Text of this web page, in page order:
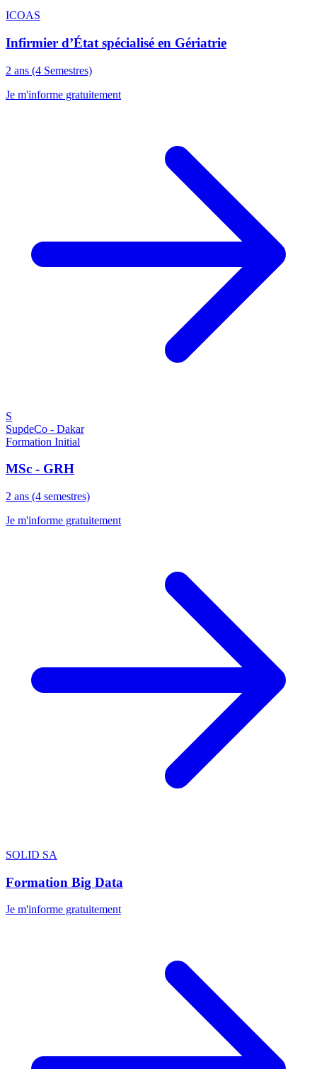
ICOAS
Infirmier d’État spécialisé en Gériatrie
2 ans (4 Semestres)
Je m'informe gratuitement
S
SupdeCo - Dakar
Formation Initial
MSc - GRH
2 ans (4 semestres)
Je m'informe gratuitement
SOLID SA
Formation Big Data
Je m'informe gratuitement